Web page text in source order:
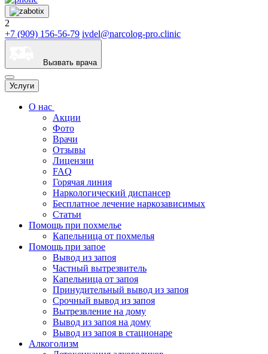
2
+7 (909) 156-56-79 ivdel@narcolog-pro.clinic
Вызвать врача
Услуги
О нас
Акции
Фото
Врачи
Отзывы
Лицензии
FAQ
Горячая линия
Наркологический диспансер
Бесплатное лечение наркозависимых
Статьи
Помощь при похмелье
Капельница от похмелья
Помощь при запое
Вывод из запоя
Частный вытрезвитель
Капельница от запоя
Принудительный вывод из запоя
Срочный вывод из запоя
Вытрезвление на дому
Вывод из запоя на дому
Вывод из запоя в стационаре
Алкоголизм